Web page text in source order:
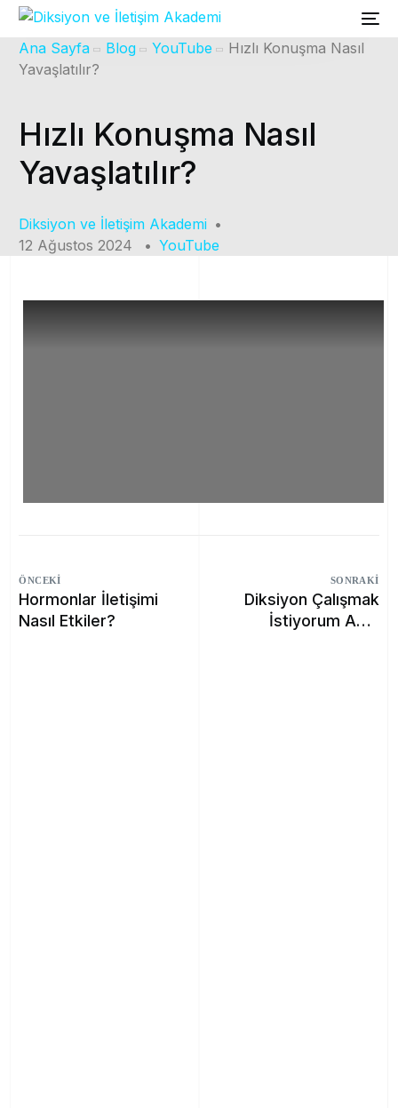
Ana Sayfa Blog YouTube
Hızlı Konuşma Nasıl
Yavaşlatılır?
Hızlı Konuşma Nasıl
Yavaşlatılır?
Diksiyon ve İletişim Akademi
12 Ağustos 2024
YouTube
ÖNCEKI
Hormonlar İletişimi
Nasıl Etkiler?
SONRAKI
Diksiyon Çalışmak
İstiyorum Ama